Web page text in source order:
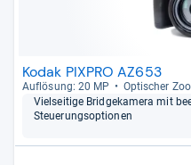
Kodak PIXPRO AZ653
Auf­lö­sung: 20 MP
Opti­scher
Viel­sei­tige Bridge­ka­mera mit
Steue­rungs­op­tio­nen